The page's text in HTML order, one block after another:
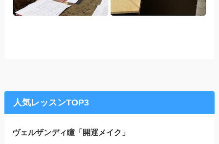
人気レッスンTOP3
ヴェルザンディ瞳「開運メイク」